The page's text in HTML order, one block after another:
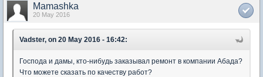
Mamashka
20 May 2016
Vadster, on 20 May 2016 - 16:42:
Господа и дамы, кто-нибудь заказывал ремонт в компании Абада?
Что можете сказать по качеству работ?